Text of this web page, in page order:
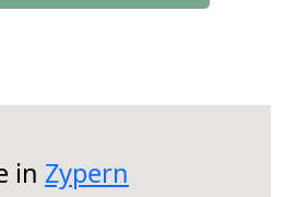
in Zypern